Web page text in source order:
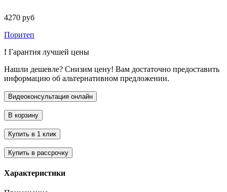
4270 руб
Поритеп
! Гарантия лучшей цены
Нашли дешевле? Снизим цену! Вам достаточно предоставить
информацию об альтернативном предложении.
Характеристики